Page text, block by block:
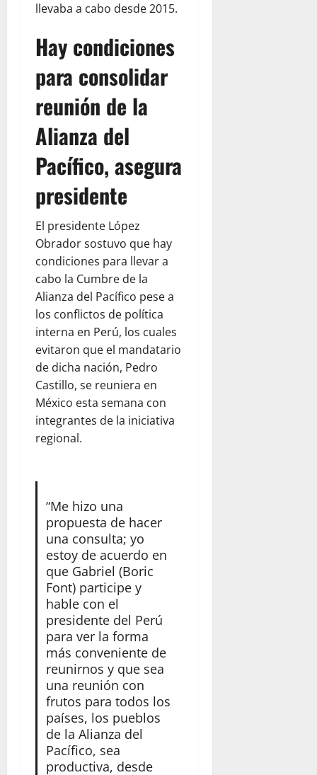
llevaba a cabo desde 2015.
Hay condiciones
para consolidar
reunión de la
Alianza del
Pacífico, asegura
presidente
El presidente López
Obrador sostuvo que hay
condiciones para llevar a
cabo la Cumbre de la
Alianza del Pacífico pese a
los conflictos de política
interna en Perú, los cuales
evitaron que el mandatario
de dicha nación, Pedro
Castillo, se reuniera en
México esta semana con
integrantes de la iniciativa
regional.
“Me hizo una
propuesta de hacer
una consulta; yo
estoy de acuerdo en
que Gabriel (Boric
Font) participe y
hable con el
presidente del Perú
para ver la forma
más conveniente de
reunirnos y que sea
una reunión con
frutos para todos los
países, los pueblos
de la Alianza del
Pacífico, sea
productiva, desde